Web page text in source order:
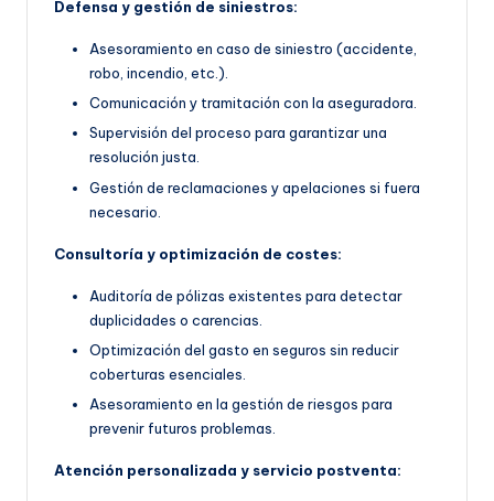
Defensa y gestión de siniestros:
Asesoramiento en caso de siniestro (accidente,
robo, incendio, etc.).
Comunicación y tramitación con la aseguradora.
Supervisión del proceso para garantizar una
resolución justa.
Gestión de reclamaciones y apelaciones si fuera
necesario.
Consultoría y optimización de costes:
Auditoría de pólizas existentes para detectar
duplicidades o carencias.
Optimización del gasto en seguros sin reducir
coberturas esenciales.
Asesoramiento en la gestión de riesgos para
prevenir futuros problemas.
Atención personalizada y servicio postventa: